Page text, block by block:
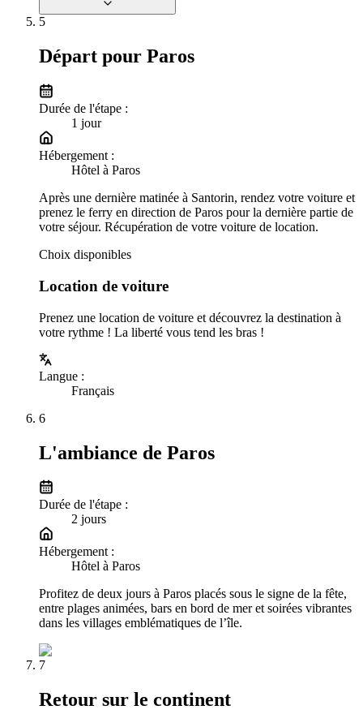
5
Départ pour Paros
Durée de l'étape :
1 jour
Hébergement :
Hôtel à Paros
Après une dernière matinée à Santorin, rendez votre voiture et
prenez le ferry en direction de Paros pour la dernière partie de
votre séjour. Récupération de votre voiture de location.
Choix disponibles
Location de voiture
Prenez une location de voiture et découvrez la destination à
votre rythme ! La liberté vous tend les bras !
Langue :
Français
6
L'ambiance de Paros
Durée de l'étape :
2 jours
Hébergement :
Hôtel à Paros
Profitez de deux jours à Paros placés sous le signe de la fête,
entre plages animées, bars en bord de mer et soirées vibrantes
dans les villages emblématiques de l’île.
7
Retour sur le continent